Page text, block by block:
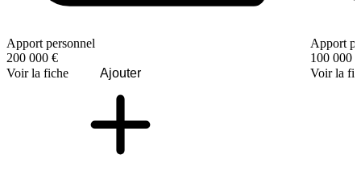
Apport personnel
200 000 €
Voir la fiche
Ajouter
Apport
100 000 €
Voir la